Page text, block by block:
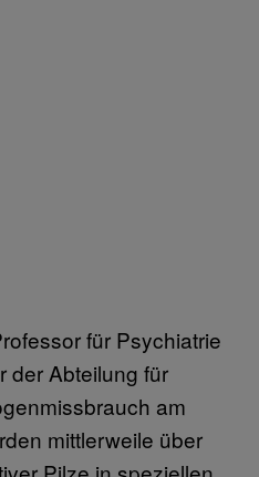
für Psychiatrie
der Abteilung für
am
mittlerweile über